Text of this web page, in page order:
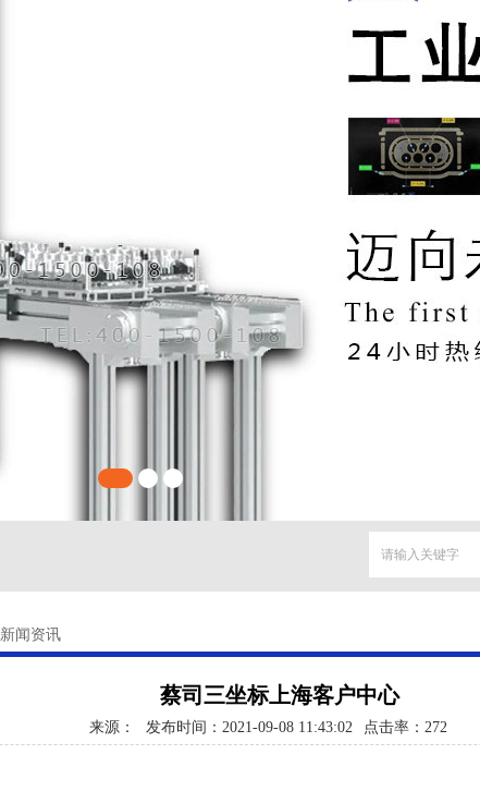
新闻资讯
蔡司三坐标上海客户中心
来源： 发布时间：2021-09-08 11:43:02 点击率： 272